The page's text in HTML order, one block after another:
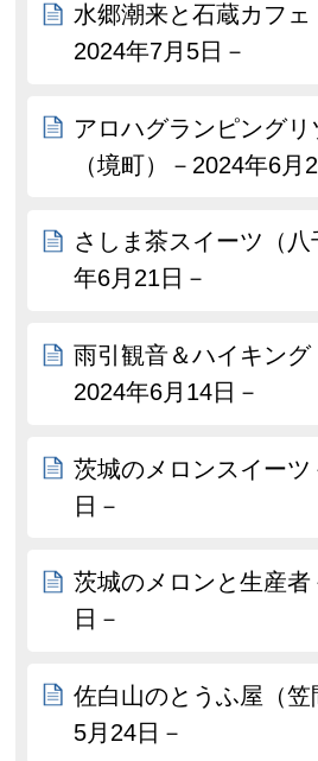
水郷潮来と石蔵カフェ
2024年7月5日－
アロハグランピングリ
（境町）－2024年6月
さしま茶スイーツ（
年6月21日－
雨引観音＆ハイキング
2024年6月14日－
茨城のメロンスイー
日－
茨城のメロンと生産者
日－
佐白山のとうふ屋（
5月24日－